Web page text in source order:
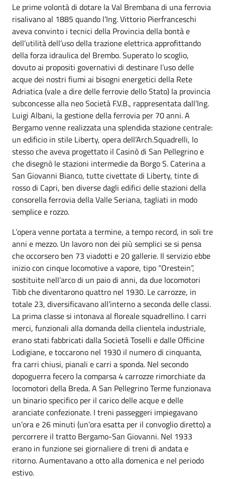
Le prime volontà di dotare la Val Brembana di una ferrovia
risalivano al 1885 quando l’Ing. Vittorio Pierfranceschi
aveva convinto i tecnici della Provincia della bontà e
dell’utilità dell’uso della trazione elettrica approfittando
della forza idraulica del Brembo. Superato lo scoglio,
dovuto ai propositi governativi di destinare l’uso delle
acque dei nostri fiumi ai bisogni energetici della Rete
Adriatica (vale a dire delle ferrovie dello Stato) la provincia
subconcesse alla neo Società F.V.B., rappresentata dall’Ing.
Luigi Albani, la gestione della ferrovia per 70 anni. A
Bergamo venne realizzata una splendida stazione centrale:
un edificio in stile Liberty, opera dell’Arch.Squadrelli, lo
stesso che aveva progettato il Casinò di San Pellegrino e
che disegnò le stazioni intermedie da Borgo S. Caterina a
San Giovanni Bianco, tutte civettate di Liberty, tinte di
rosso di Capri, ben diverse dagli edifici delle stazioni della
consorella ferrovia della Valle Seriana, tagliati in modo
semplice e rozzo.
L’opera venne portata a termine, a tempo record, in soli tre
anni e mezzo. Un lavoro non dei più semplici se si pensa
che occorsero ben 73 viadotti e 20 gallerie. Il servizio ebbe
inizio con cinque locomotive a vapore, tipo “Orestein”,
sostituite nell’arco di un paio di anni, da due locomotori
Tibb che diventarono quattro nel 1930. Le carrozze, in
totale 23, diversificavano all’interno a seconda delle classi.
La prima classe si intonava al floreale squadrellino. I carri
merci, funzionali alla domanda della clientela industriale,
erano stati fabbricati dalla Società Toselli e dalle Officine
Lodigiane, e toccarono nel 1930 il numero di cinquanta,
fra carri chiusi, pianali e carri a sponda. Nel secondo
dopoguerra fecero la comparsa 4 carrozze rimorchiate da
locomotori della Breda. A San Pellegrino Terme funzionava
un binario specifico per il carico delle acque e delle
aranciate confezionate. I treni passeggeri impiegavano
un’ora e 26 minuti (un’ora esatta per il convoglio diretto) a
percorrere il tratto Bergamo-San Giovanni. Nel 1933
erano in funzione sei giornaliere di treni di andata e
ritorno. Aumentavano a otto alla domenica e nel periodo
estivo.